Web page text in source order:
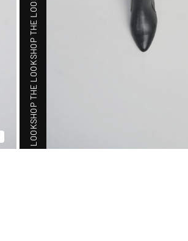
SHOP THE LOOK
SHOP THE LOOK
SHOP THE LOOK